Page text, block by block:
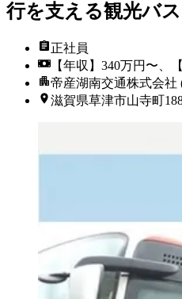
行を支える観光バ
正社員
【年収】340万円〜、
帝産湖南交通株式会社
滋賀県草津市山寺町